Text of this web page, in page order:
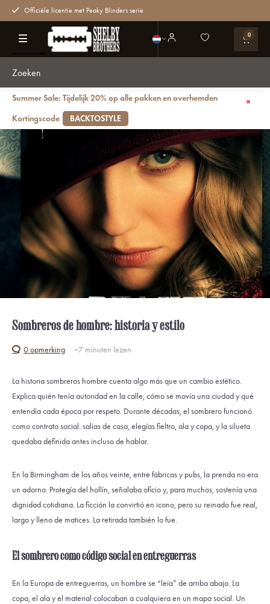
Officiële licentie met Peaky Blinders serie
0
Summer Sale: Tijdelijk 20% op alle pakken en overhemden
Kortingscode
BACKTOSTYLE
Terug Sombreros de hombre: historia y estilo Blog
Sombreros de hombre: historia y estilo
0 opmerking ~7 minuten lezen
La historia sombreros hombre cuenta algo más que un cambio estético.
Explica quién tenía autoridad en la calle, cómo se movía una ciudad y qué
entendía cada época por respeto. Durante décadas, el sombrero funcionó
como contrato social: salías de casa, elegías fieltro, ala y copa, y la silueta
quedaba definida antes incluso de hablar.
En la Birmingham de los años veinte, entre fábricas y pubs, la prenda no era
un adorno. Protegía del hollín, señalaba oficio y, para muchos, sostenía una
dignidad cotidiana. La ficción la convirtió en icono, pero su reinado fue real,
largo y lleno de matices. La retirada también lo fue.
El sombrero como código social en entreguerras
En la Europa de entreguerras, un hombre se “leía” de arriba abajo. La
copa, el ala y el material colocaban a cualquiera en un mapa social. Un